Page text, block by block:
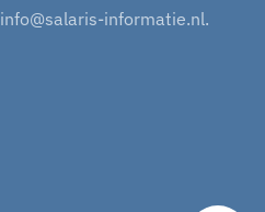
info@salaris-informatie.nl.